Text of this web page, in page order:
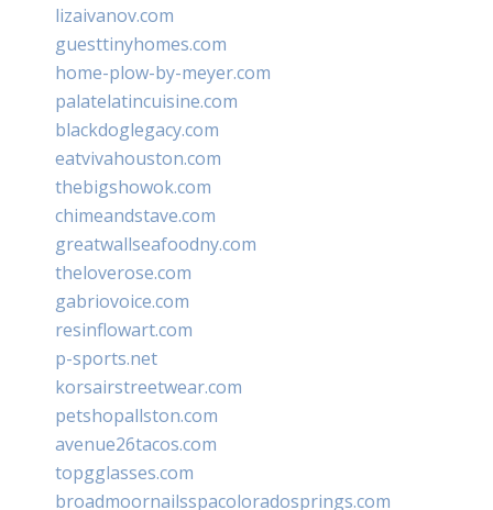
lizaivanov.com
guesttinyhomes.com
home-plow-by-meyer.com
palatelatincuisine.com
blackdoglegacy.com
eatvivahouston.com
thebigshowok.com
chimeandstave.com
greatwallseafoodny.com
theloverose.com
gabriovoice.com
resinflowart.com
p-sports.net
korsairstreetwear.com
petshopallston.com
avenue26tacos.com
topgglasses.com
broadmoornailsspacoloradosprings.com